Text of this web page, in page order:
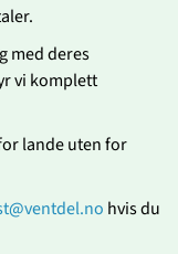
med deres
vi komplett
lande uten for
hvis du